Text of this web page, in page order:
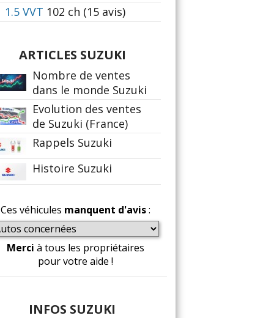
1.5 VVT 102 ch (15 avis)
ARTICLES SUZUKI
Nombre de ventes
dans le monde Suzuki
Evolution des ventes
de Suzuki (France)
Rappels Suzuki
Histoire Suzuki
Ces véhicules manquent d'avis:
Merci à tous les propriétaires
pour votre aide !
INFOS SUZUKI